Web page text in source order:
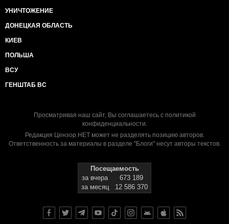
УНИЧТОЖЕНИЕ
ДОНЕЦКАЯ ОБЛАСТЬ
КИЕВ
ПОЛЬША
ВСУ
ГЕНШТАБ ВС
Просматривая наш сайт, Вы соглашаетесь с политикой
конфиденциальности.
Редакция Цензор.НЕТ может не разделять позицию авторов.
Ответственность за материалы в разделе "Блоги" несут авторы текстов.
Посещаемость
за вчера
673 189
за месяц
12 586 370